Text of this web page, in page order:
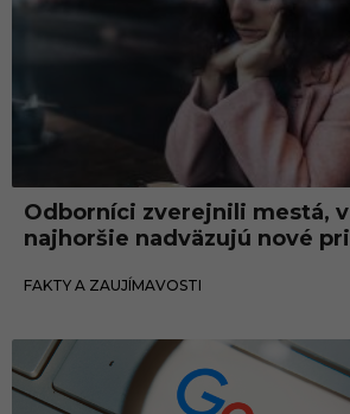
Odborníci zverejnili mestá,
najhoršie nadväzujú nové
FAKTY A ZAUJÍMAVOSTI
Zábava